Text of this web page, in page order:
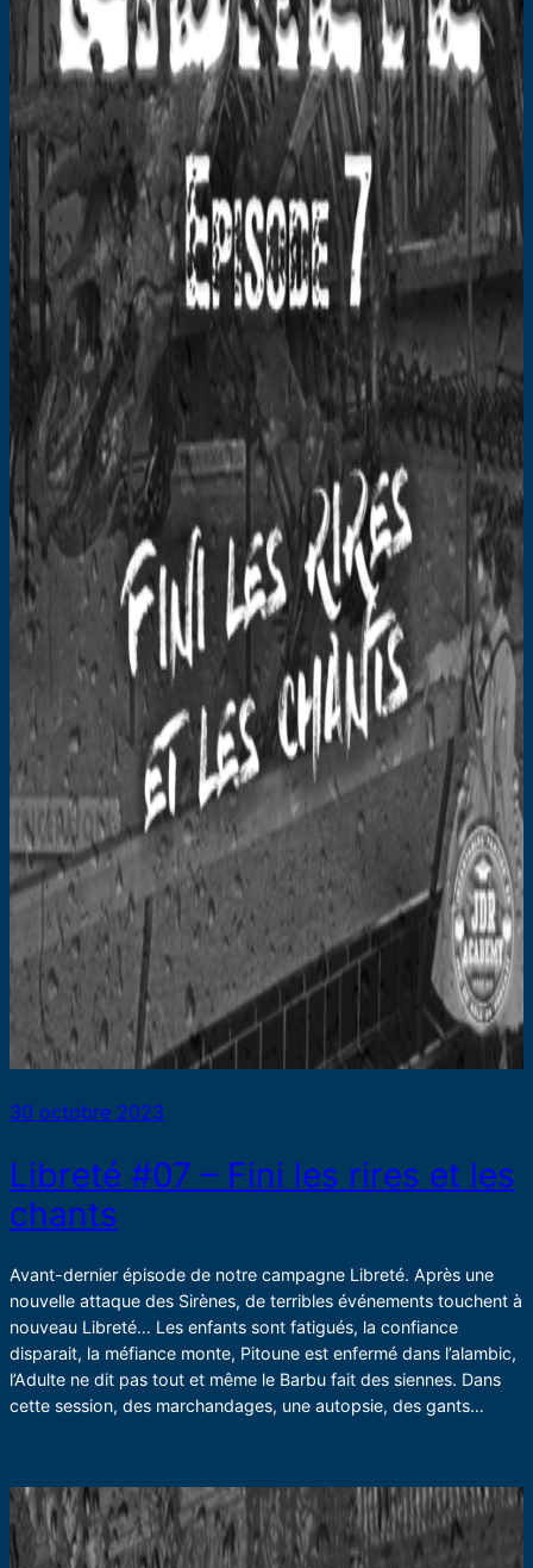
30 octobre 2023
Libreté #07 – Fini les rires et les
chants
Avant-dernier épisode de notre campagne Libreté. Après une
nouvelle attaque des Sirènes, de terribles événements touchent à
nouveau Libreté… Les enfants sont fatigués, la confiance
disparait, la méfiance monte, Pitoune est enfermé dans l’alambic,
l’Adulte ne dit pas tout et même le Barbu fait des siennes. Dans
cette session, des marchandages, une autopsie, des gants…